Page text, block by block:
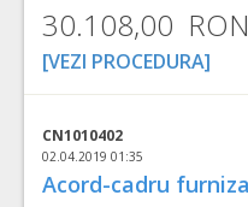
30.108,00 RON
[VEZI PROCEDURA]
CN1010402
02.04.2019 01:35